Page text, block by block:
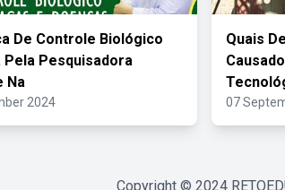
De Controle Biológico
Pela Pesquisadora
Na
2024
Quais
07
Copyright © 2024